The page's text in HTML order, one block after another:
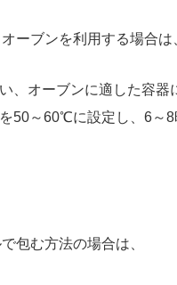
ーブンを利用する場合は
、オーブンに適した容器
50～60℃に設定し、6～8
包む方法の場合は、